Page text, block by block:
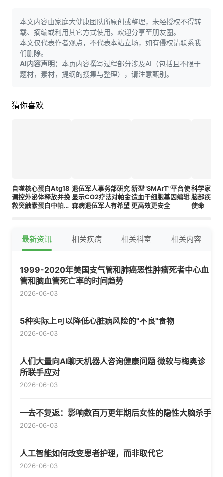
本文内容由家庭大健康团队所原创或整理，未经授权不得转
载、摘编或利用其它方式使用。欢迎分享至朋友圈。
本文仅代表作者观点，不代表本站立场，如有侵权请联系我
们删除。
AI内容声明： 本页内容撰写过程部分涉及AI（包括且不限于
题材，素材，提纲的搜集与整理），请注意甄别。
猜你喜欢
自噬核心蛋白Atg18
调控外泌体释放并挽
救突触素蛋白中帕金
退伍军人事务部研究
显示CO2疗法对帕金
森病退伍军人有希望
新型"SMArT"平台使
造血干细胞基因编辑
更高效更安全
科学家被
脑部疾病
使命
最新资讯 相关疾病 相关科室 相关内容
1999-2020年美国支气管和肺癌恶性肿瘤死者中心血
管和脑血管死亡率的时间趋势
2026-06-03
5种实际上可以降低心脏病风险的"不良"食物
2026-06-03
人们大量向AI聊天机器人咨询健康问题 微软与梅奥诊
所联手应对
2026-06-03
一去不复返：影响数百万更年期后女性的隐性大脑杀手
2026-06-03
人工智能如何改变患者护理，而非取代它
2026-06-03